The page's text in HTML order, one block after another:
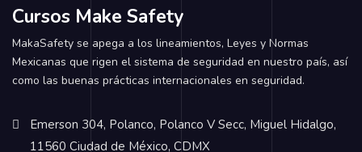
Cursos Make Safety
MakaSafety se apega a los lineamientos, Leyes y Normas
Mexicanas que rigen el sistema de seguridad en nuestro país, así
como las buenas prácticas internacionales en seguridad.
Emerson 304, Polanco, Polanco V Secc, Miguel Hidalgo,
11560 Ciudad de México, CDMX